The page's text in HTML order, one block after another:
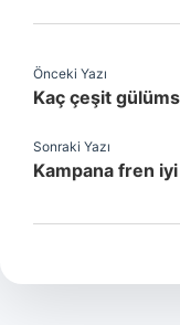
Önceki Yazı
Kaç çeşit
Sonraki Yazı
Kampana fren